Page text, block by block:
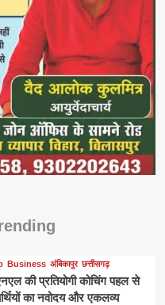
Business अंबिकापुर छत्तीसगढ़
की प्रतियोगी कोचिंग पहल से
का नवोदय और एकलव्य